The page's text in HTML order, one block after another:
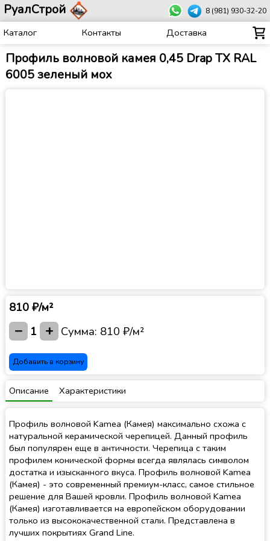
РуалСтрой 8 (981) 930-32-20
Каталог Контакты Доставка
Профиль волновой камея 0,45 Drap TX RAL
6005 зеленый мох
810 ₽/м²
− 1 + Сумма: 810 ₽/м²
Добавить в корзину
Описание Характеристики
Профиль волновой Kamea (Камея) максимально схожа с
натуральной керамической черепицей. Данный профиль
был популярен еще в античности. Черепица с таким
профилем конической формы всегда являлась символом
достатка и изысканного вкуса. Профиль волновой Kamea
(Камея) - это современный премиум-класс, самое стильное
решение для Вашей кровли. Профиль волновой Kamea
(Камея) изготавливается на европейском оборудовании
только из высококачественной стали. Представлена в
лучших покрытиях Grand Line.